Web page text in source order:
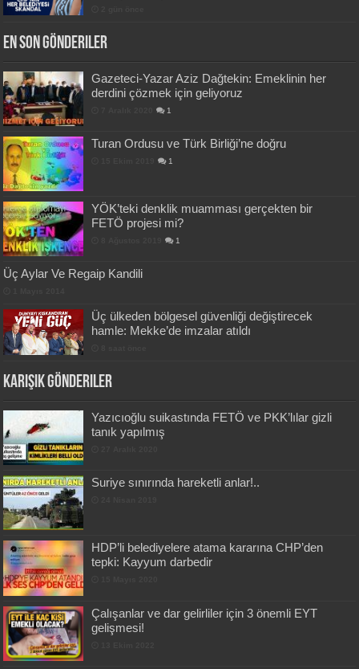
En Son Gönderiler
Gazeteci-Yazar Aziz Dağtekin: Emeklinin her
derdini çözmek için geliyoruz
1
Turan Ordusu ve Türk Birliği’ne doğru
1
YÖK’teki denklik muamması gerçekten bir
FETÖ projesi mi?
1
Üç Aylar Ve Regaip Kandili
Üç ülkeden bölgesel güvenliği değiştirecek
hamle: Mekke’de imzalar atıldı
Karışık Gönderiler
Yazıcıoğlu suikastında FETÖ ve PKK’lılar gizli
tanık yapılmış
Suriye sınırında hareketli anlar!..
HDP’li belediyelere atama kararına CHP’den
tepki: Kayyum darbedir
Çalışanlar ve dar gelirliler için 3 önemli EYT
gelişmesi!